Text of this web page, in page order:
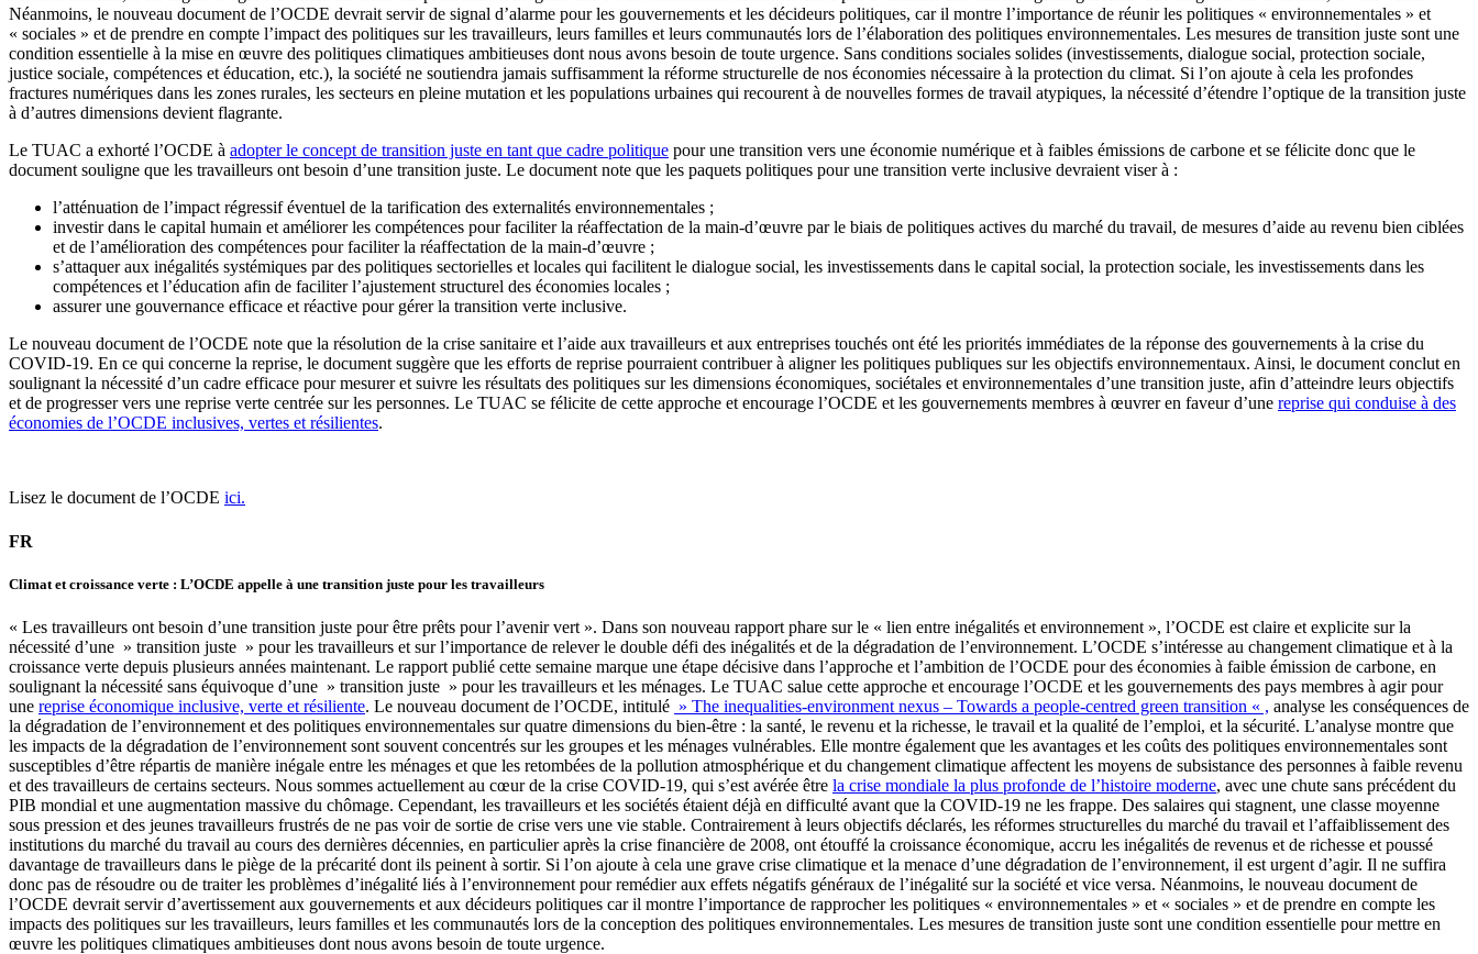
Néanmoins, le nouveau document de l’OCDE devrait servir de signal d’alarme pour les gouvernements et les décideurs politiques, car il montre l’importance de réunir les politiques « environnementales » et
« sociales » et de prendre en compte l’impact des politiques sur les travailleurs, leurs familles et leurs communautés lors de l’élaboration des politiques environnementales. Les mesures de transition juste sont une
condition essentielle à la mise en œuvre des politiques climatiques ambitieuses dont nous avons besoin de toute urgence. Sans conditions sociales solides (investissements, dialogue social, protection sociale,
justice sociale, compétences et éducation, etc.), la société ne soutiendra jamais suffisamment la réforme structurelle de nos économies nécessaire à la protection du climat. Si l’on ajoute à cela les profondes
fractures numériques dans les zones rurales, les secteurs en pleine mutation et les populations urbaines qui recourent à de nouvelles formes de travail atypiques, la nécessité d’étendre l’optique de la transition juste
à d’autres dimensions devient flagrante.
Le TUAC a exhorté l’OCDE à adopter le concept de transition juste en tant que cadre politique pour une transition vers une économie numérique et à faibles émissions de carbone et se félicite donc que le
document souligne que les travailleurs ont besoin d’une transition juste. Le document note que les paquets politiques pour une transition verte inclusive devraient viser à :
l’atténuation de l’impact régressif éventuel de la tarification des externalités environnementales ;
investir dans le capital humain et améliorer les compétences pour faciliter la réaffectation de la main-d’œuvre par le biais de politiques actives du marché du travail, de mesures d’aide au revenu bien ciblées
et de l’amélioration des compétences pour faciliter la réaffectation de la main-d’œuvre ;
s’attaquer aux inégalités systémiques par des politiques sectorielles et locales qui facilitent le dialogue social, les investissements dans le capital social, la protection sociale, les investissements dans les
compétences et l’éducation afin de faciliter l’ajustement structurel des économies locales ;
assurer une gouvernance efficace et réactive pour gérer la transition verte inclusive.
Le nouveau document de l’OCDE note que la résolution de la crise sanitaire et l’aide aux travailleurs et aux entreprises touchés ont été les priorités immédiates de la réponse des gouvernements à la crise du
COVID-19. En ce qui concerne la reprise, le document suggère que les efforts de reprise pourraient contribuer à aligner les politiques publiques sur les objectifs environnementaux. Ainsi, le document conclut en
soulignant la nécessité d’un cadre efficace pour mesurer et suivre les résultats des politiques sur les dimensions économiques, sociétales et environnementales d’une transition juste, afin d’atteindre leurs objectifs
et de progresser vers une reprise verte centrée sur les personnes. Le TUAC se félicite de cette approche et encourage l’OCDE et les gouvernements membres à œuvrer en faveur d’une reprise qui conduise à des
économies de l’OCDE inclusives, vertes et résilientes.
Lisez le document de l’OCDE ici.
FR
Climat et croissance verte : L’OCDE appelle à une transition juste pour les travailleurs
« Les travailleurs ont besoin d’une transition juste pour être prêts pour l’avenir vert ». Dans son nouveau rapport phare sur le « lien entre inégalités et environnement », l’OCDE est claire et explicite sur la
nécessité d’une » transition juste » pour les travailleurs et sur l’importance de relever le double défi des inégalités et de la dégradation de l’environnement. L’OCDE s’intéresse au changement climatique et à la
croissance verte depuis plusieurs années maintenant. Le rapport publié cette semaine marque une étape décisive dans l’approche et l’ambition de l’OCDE pour des économies à faible émission de carbone, en
soulignant la nécessité sans équivoque d’une » transition juste » pour les travailleurs et les ménages. Le TUAC salue cette approche et encourage l’OCDE et les gouvernements des pays membres à agir pour
une reprise économique inclusive, verte et résiliente. Le nouveau document de l’OCDE, intitulé » The inequalities-environment nexus – Towards a people-centred green transition « , analyse les conséquences de
la dégradation de l’environnement et des politiques environnementales sur quatre dimensions du bien-être : la santé, le revenu et la richesse, le travail et la qualité de l’emploi, et la sécurité. L’analyse montre que
les impacts de la dégradation de l’environnement sont souvent concentrés sur les groupes et les ménages vulnérables. Elle montre également que les avantages et les coûts des politiques environnementales sont
susceptibles d’être répartis de manière inégale entre les ménages et que les retombées de la pollution atmosphérique et du changement climatique affectent les moyens de subsistance des personnes à faible revenu
et des travailleurs de certains secteurs. Nous sommes actuellement au cœur de la crise COVID-19, qui s’est avérée être la crise mondiale la plus profonde de l’histoire moderne, avec une chute sans précédent du
PIB mondial et une augmentation massive du chômage. Cependant, les travailleurs et les sociétés étaient déjà en difficulté avant que la COVID-19 ne les frappe. Des salaires qui stagnent, une classe moyenne
sous pression et des jeunes travailleurs frustrés de ne pas voir de sortie de crise vers une vie stable. Contrairement à leurs objectifs déclarés, les réformes structurelles du marché du travail et l’affaiblissement des
institutions du marché du travail au cours des dernières décennies, en particulier après la crise financière de 2008, ont étouffé la croissance économique, accru les inégalités de revenus et de richesse et poussé
davantage de travailleurs dans le piège de la précarité dont ils peinent à sortir. Si l’on ajoute à cela une grave crise climatique et la menace d’une dégradation de l’environnement, il est urgent d’agir. Il ne suffira
donc pas de résoudre ou de traiter les problèmes d’inégalité liés à l’environnement pour remédier aux effets négatifs généraux de l’inégalité sur la société et vice versa. Néanmoins, le nouveau document de
l’OCDE devrait servir d’avertissement aux gouvernements et aux décideurs politiques car il montre l’importance de rapprocher les politiques « environnementales » et « sociales » et de prendre en compte les
impacts des politiques sur les travailleurs, leurs familles et les communautés lors de la conception des politiques environnementales. Les mesures de transition juste sont une condition essentielle pour mettre en
œuvre les politiques climatiques ambitieuses dont nous avons besoin de toute urgence.